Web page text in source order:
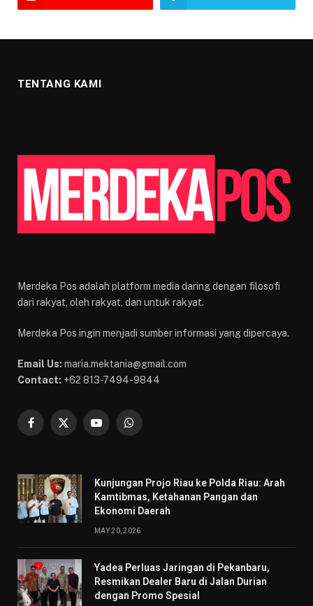
TENTANG KAMI
Merdeka Pos adalah platform media daring dengan filosofi
dari rakyat, oleh rakyat, dan untuk rakyat.
Merdeka Pos ingin menjadi sumber informasi yang dipercaya.
Email Us: maria.mektania@gmail.com
Contact: +62 813-7494-9844
Facebook
X
YouTubeWhatsApp
Kunjungan Projo Riau ke Polda Riau: Arah
Kamtibmas, Ketahanan Pangan dan
Ekonomi Daerah
MAY 20, 2026
Yadea Perluas Jaringan di Pekanbaru,
Resmikan Dealer Baru di Jalan Durian
dengan Promo Spesial